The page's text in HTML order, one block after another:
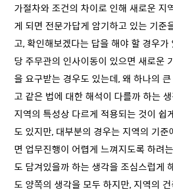
가절차와 조건의 차이로 인해 새로운 지
게 되면 전문가답게 암기하고 있는 기준
고, 확인해보겠다는 답을 해야 할 경우
당 주무관의 인사이동이 있으면 새로운
을 요구받는 경우도 있는데, 왜 하나의
고 같은 법에 대한 해석이 다를까 하는
지역의 특성상 다르게 적용되는 것이 쉽
도 있지만, 대부분의 경우는 지역의 기준
면 업무진행이 어렵게 느껴지도록 하려
도 담겨있을까 하는 생각을 조심스럽게
도 양쪽의 생각을 모두 하지만, 지역의